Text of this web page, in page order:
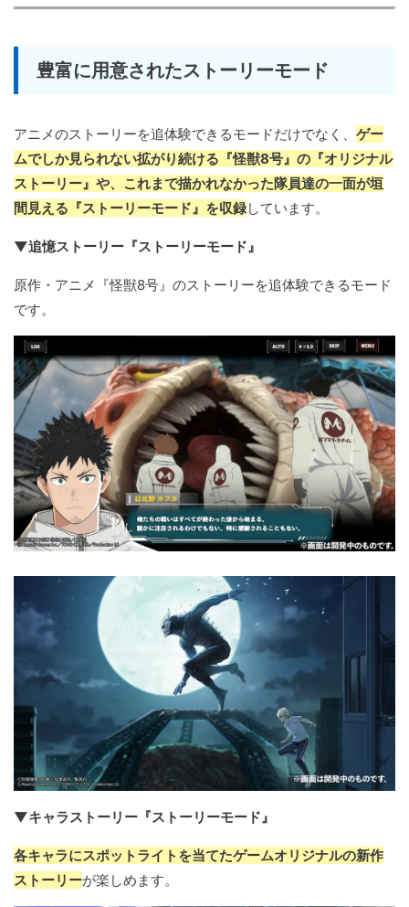
豊富に用意されたストーリーモード
アニメのストーリーを追体験できるモードだけでなく、 ゲー
ムでしか見られない拡がり続ける『怪獣8号』の『オリジナル
ストーリー』や、これまで描かれなかった隊員達の一面が垣
間見える『ストーリーモード』を収録しています。
▼追憶ストーリー『ストーリーモード』
原作・アニメ『怪獣8号』のストーリーを追体験できるモード
です。
▼キャラストーリー『ストーリーモード』
各キャラにスポットライトを当てたゲームオリジナルの新作
ストーリーが楽しめます。